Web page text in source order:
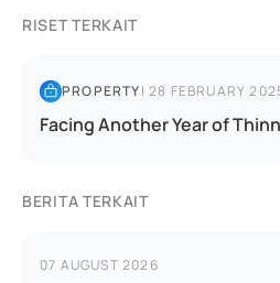
RISET TERKAIT
PROPERTY|28 FEBRUARY
Facing Another Year of
BERITA TERKAIT
07 AUGUST 2026